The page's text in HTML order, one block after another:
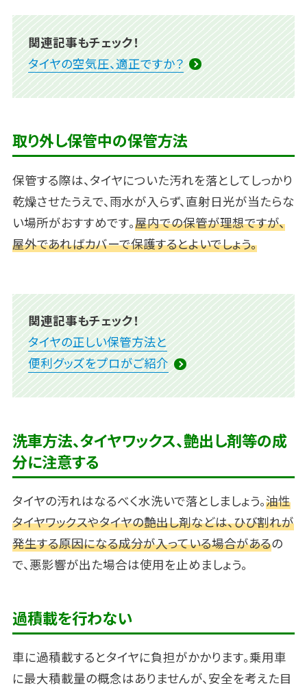
関連記事もチェック！
タイヤの空気圧、適正ですか？
取り外し保管中の保管方法
保管する際は、タイヤについた汚れを落としてしっかり
乾燥させたうえで、雨水が入らず、直射日光が当たらな
い場所がおすすめです。屋内での保管が理想ですが、
屋外であればカバーで保護するとよいでしょう。
関連記事もチェック！
タイヤの正しい保管方法と
便利グッズをプロがご紹介
洗車方法、タイヤワックス、艶出し剤等の成
分に注意する
タイヤの汚れはなるべく水洗いで落としましょう。油性
タイヤワックスやタイヤの艶出し剤などは、ひび割れが
発生する原因になる成分が入っている場合があるの
で、悪影響が出た場合は使用を止めましょう。
過積載を行わない
車に過積載するとタイヤに負担がかかります。乗用車
に最大積載量の概念はありませんが、安全を考えた目